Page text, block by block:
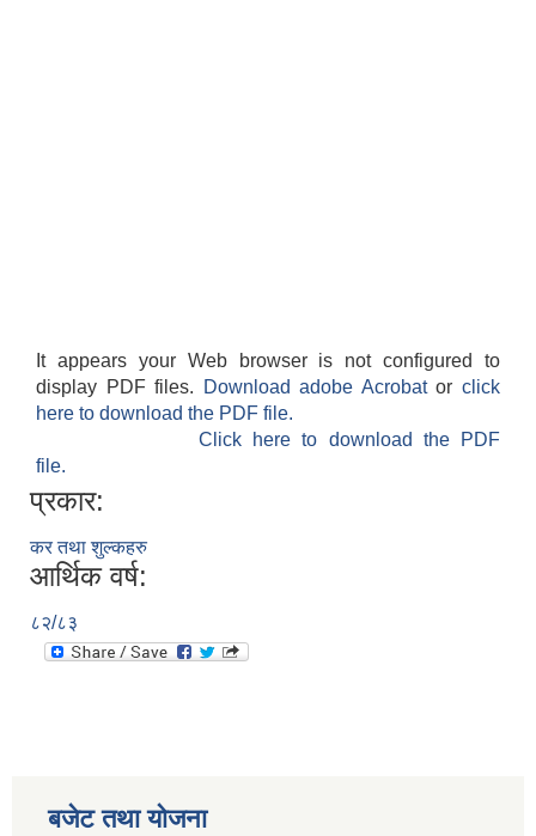
It appears your Web browser is not configured to
display PDF files.
Download adobe Acrobatorclick
here to download the PDF file.
Click here to download the PDF
file.
प्रकार:
कर तथा शुल्कहरु
आर्थिक वर्ष:
८२/८३
बजेट तथा याेजना